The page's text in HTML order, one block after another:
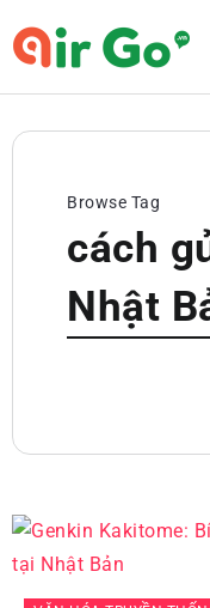
Browse Tag
cách
Nhật